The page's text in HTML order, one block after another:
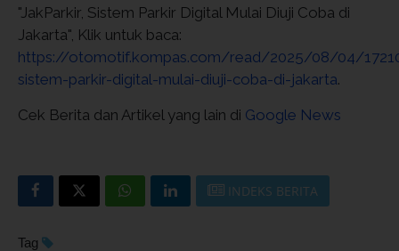
"JakParkir, Sistem Parkir Digital Mulai Diuji Coba di
Jakarta", Klik untuk baca:
https://otomotif.kompas.com/read/2025/08/04/
sistem-parkir-digital-mulai-diuji-coba-di-jakarta.
Cek Berita dan Artikel yang lain di Google News
INDEKS BERITA
Tag